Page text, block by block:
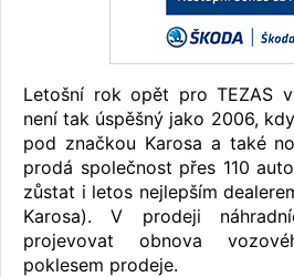
Letošní rok opět pro TEZAS
není tak úspěšný jako 2006,
pod značkou Karosa a také
prodá společnost přes 110
zůstat i letos nejlepším
Karosa). V prodeji
projevovat obnova
poklesem prodeje.